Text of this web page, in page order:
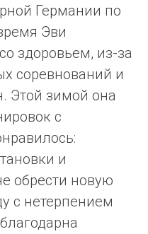
Германии по
Эви
здоровьем, из-за
соревнований и
Этой зимой она
с
и
обрести новую
с нетерпением